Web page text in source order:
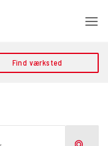
Find værksted